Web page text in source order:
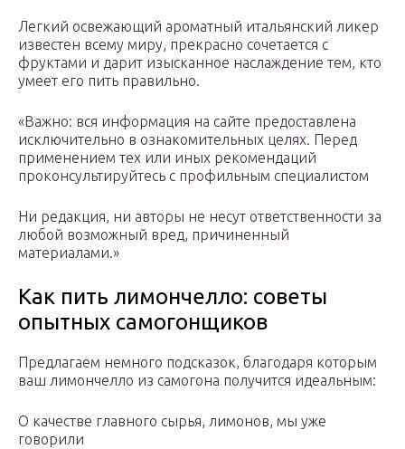
Легкий освежающий ароматный итальянский ликер
известен всему миру, прекрасно сочетается с
фруктами и дарит изысканное наслаждение тем, кто
умеет его пить правильно.
«Важно: вся информация на сайте предоставлена
исключительно в ознакомительных целях. Перед
применением тех или иных рекомендаций
проконсультируйтесь с профильным специалистом
Ни редакция, ни авторы не несут ответственности за
любой возможный вред, причиненный
материалами.»
Как пить лимончелло: советы
опытных самогонщиков
Предлагаем немного подсказок, благодаря которым
ваш лимончелло из самогона получится идеальным:
О качестве главного сырья, лимонов, мы уже
говорили